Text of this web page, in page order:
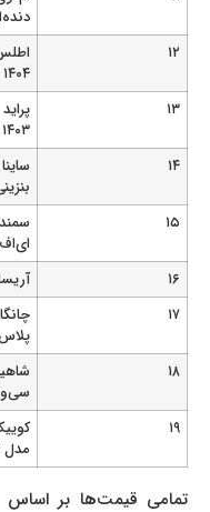
دنده‌ای ۱۴۰۴
۱۴۰۴
۱۴۰۳
بنزینی
ای‌اف۷ دوگانه‌سوز ۱۴۰۴
آریسان ۲ مدل ۱۴۰۴
پلاس تیپ ۳
سی‌وی‌تی
مدل ۱۴۰۴
تمامی قیمت‌ها بر اساس